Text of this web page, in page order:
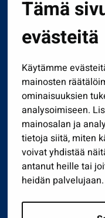
Tämä
evästeitä
Käytämme
mainosten
ominaisuuksien
analysoimiseen.
mainosalan ja
tietoja siitä, miten
voivat yhdistää
antanut heille tai
heidän palvelujaan.
Hallinto
Työ ja yrittäminen
Osallistu ja asioi
Näytä omat
Seuraa meitä